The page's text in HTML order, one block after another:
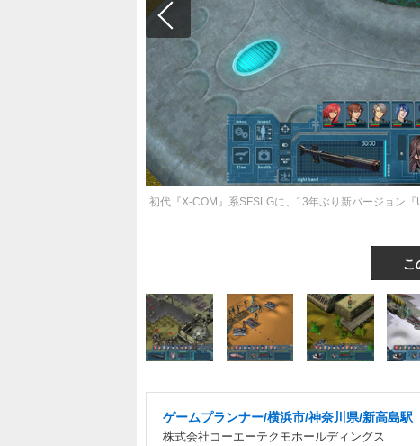
初代『X-COM』系SFSLGに、13年ぶり新バージョン
こ
ゲームプランナー/横浜市/神奈川県/新高島駅
株式会社コーエーテクモホールディングス